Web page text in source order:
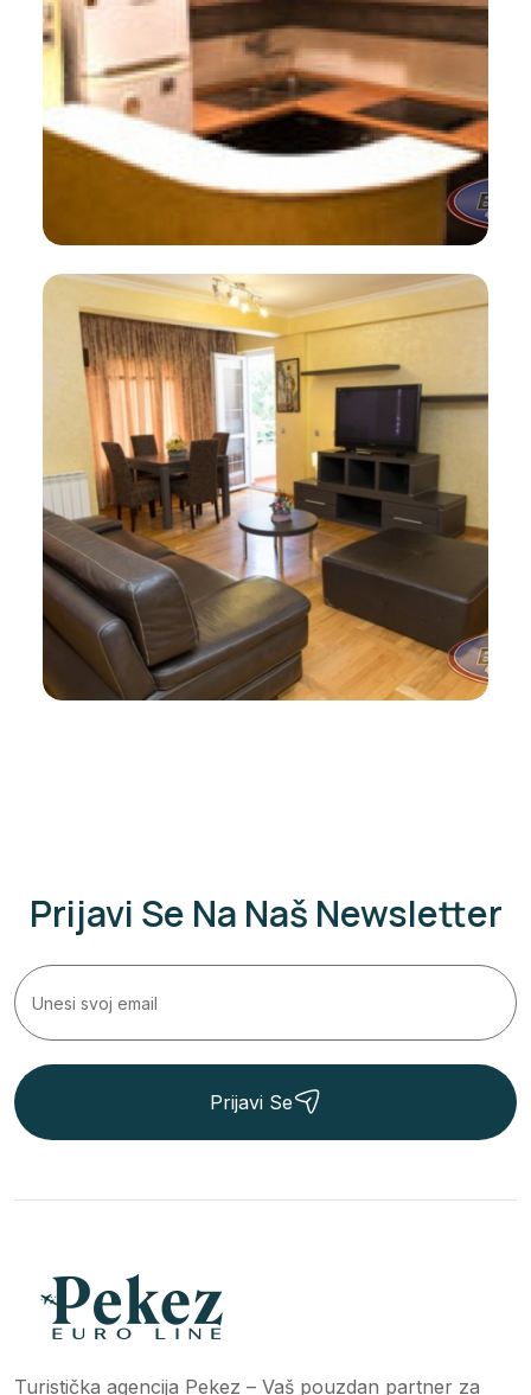
Prijavi Se Na Naš Newsletter
Prijavi Se
Turistička agencija Pekez – Vaš pouzdan partner za